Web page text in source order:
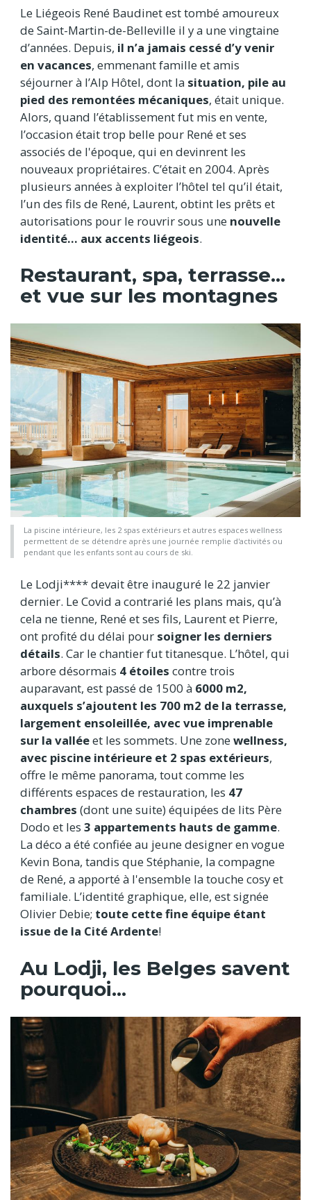
Le Liégeois René Baudinet est tombé amoureux
de Saint-Martin-de-Belleville il y a une vingtaine
d’années. Depuis, il n’a jamais cessé d’y venir
en vacances, emmenant famille et amis
séjourner à l’Alp Hôtel, dont la situation, pile au
pied des remontées mécaniques, était unique.
Alors, quand l’établissement fut mis en vente,
l’occasion était trop belle pour René et ses
associés de l'époque, qui en devinrent les
nouveaux propriétaires. C’était en 2004. Après
plusieurs années à exploiter l’hôtel tel qu’il était,
l’un des fils de René, Laurent, obtint les prêts et
autorisations pour le rouvrir sous une nouvelle
identité… aux accents liégeois.
Restaurant, spa, terrasse...
et vue sur les montagnes
La piscine intérieure, les 2 spas extérieurs et autres espaces wellness
permettent de se détendre après une journée remplie d'activités ou
pendant que les enfants sont au cours de ski.
Le Lodji**** devait être inauguré le 22 janvier
dernier. Le Covid a contrarié les plans mais, qu’à
cela ne tienne, René et ses fils, Laurent et Pierre,
ont profité du délai pour soigner les derniers
détails. Car le chantier fut titanesque. L’hôtel, qui
arbore désormais 4 étoiles contre trois
auparavant, est passé de 1500 à 6000 m2,
auxquels s’ajoutent les 700 m2 de la terrasse,
largement ensoleillée, avec vue imprenable
sur la valléeet les sommets. Une zone wellness,
avec piscine intérieure et 2 spas extérieurs,
offre le même panorama, tout comme les
différents espaces de restauration, les 47
chambres (dont une suite) équipées de lits Père
Dodo et les 3 appartements hauts de gamme.
La déco a été confiée au jeune designer en vogue
Kevin Bona, tandis que Stéphanie, la compagne
de René, a apporté à l'ensemble la touche cosy et
familiale. L’identité graphique, elle, est signée
Olivier Debie; toute cette fine équipe étant
issue de la Cité Ardente!
Au Lodji, les Belges savent
pourquoi...